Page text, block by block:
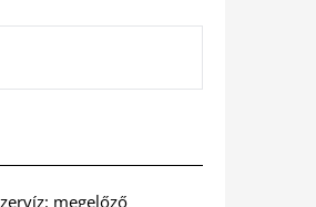
megelőző